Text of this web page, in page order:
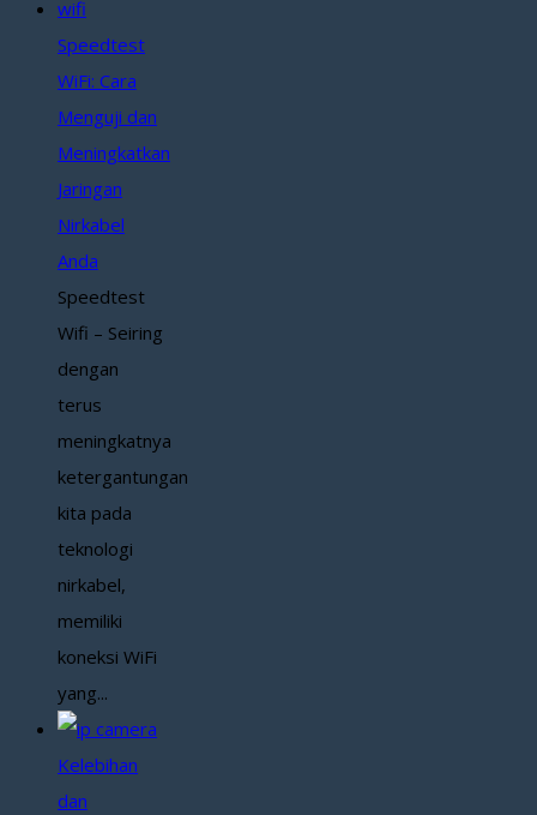
Speedtest
WiFi: Cara
Menguji dan
Meningkatkan
Jaringan
Nirkabel
Anda
Speedtest
Wifi – Seiring
dengan
terus
meningkatnya
ketergantungan
kita pada
teknologi
nirkabel,
memiliki
koneksi WiFi
yang...
Kelebihan
dan